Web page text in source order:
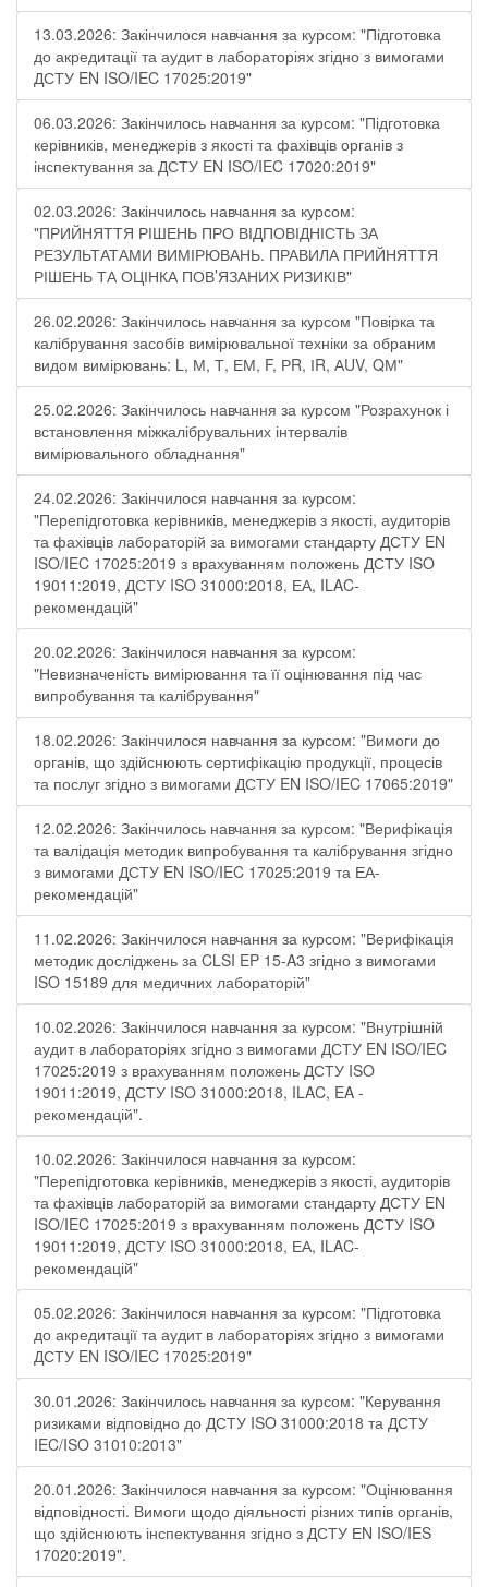
13.03.2026: Закінчилося навчання за курсом: "Підготовка
до акредитації та аудит в лабораторіях згідно з вимогами
ДСТУ EN ISO/IEC 17025:2019"
06.03.2026: Закінчилось навчання за курсом: "Підготовка
керівників, менеджерів з якості та фахівців органів з
інспектування за ДСТУ EN ISO/IEC 17020:2019"
02.03.2026: Закінчилось навчання за курсом:
"ПРИЙНЯТТЯ РІШЕНЬ ПРО ВІДПОВІДНІСТЬ ЗА
РЕЗУЛЬТАТАМИ ВИМІРЮВАНЬ. ПРАВИЛА ПРИЙНЯТТЯ
РІШЕНЬ ТА ОЦІНКА ПОВ’ЯЗАНИХ РИЗИКІВ"
26.02.2026: Закінчилось навчання за курсом "Повірка та
калібрування засобів вимірювальної техніки за обраним
видом вимірювань: L, М, Т, ЕМ, F, РR, ІR, АUV, QМ"
25.02.2026: Закінчилось навчання за курсом "Розрахунок і
встановлення міжкалібрувальних інтервалів
вимірювального обладнання"
24.02.2026: Закінчилося навчання за курсом:
"Перепідготовка керівників, менеджерів з якості, аудиторів
та фахівців лабораторій за вимогами стандарту ДСТУ EN
ISO/IEC 17025:2019 з врахуванням положень ДСТУ ISO
19011:2019, ДСТУ ISO 31000:2018, ЕА, ILAC-
рекомендацій"
20.02.2026: Закінчилося навчання за курсом:
"Невизначеність вимірювання та її оцінювання під час
випробування та калібрування"
18.02.2026: Закінчилося навчання за курсом: "Вимоги до
органів, що здійснюють сертифікацію продукції, процесів
та послуг згідно з вимогами ДСТУ EN ISO/IEC 17065:2019"
12.02.2026: Закінчилось навчання за курсом: "Верифікація
та валідація методик випробування та калібрування згідно
з вимогами ДСТУ EN ISO/IEC 17025:2019 та ЕА-
рекомендацій"
11.02.2026: Закінчилося навчання за курсом: "Верифікація
методик досліджень за CLSI EP 15-A3 згідно з вимогами
ISO 15189 для медичних лабораторій"
10.02.2026: Закінчилося навчання за курсом: "Внутрішній
аудит в лабораторіях згідно з вимогами ДСТУ EN ISO/IEC
17025:2019 з врахуванням положень ДСТУ ISO
19011:2019, ДСТУ ISO 31000:2018, ILAC, EA -
рекомендацій".
10.02.2026: Закінчилося навчання за курсом:
"Перепідготовка керівників, менеджерів з якості, аудиторів
та фахівців лабораторій за вимогами стандарту ДСТУ EN
ISO/IEC 17025:2019 з врахуванням положень ДСТУ ISO
19011:2019, ДСТУ ISO 31000:2018, ЕА, ILAC-
рекомендацій"
05.02.2026: Закінчилося навчання за курсом: "Підготовка
до акредитації та аудит в лабораторіях згідно з вимогами
ДСТУ EN ISO/IEC 17025:2019"
30.01.2026: Закінчилось навчання за курсом: "Керування
ризиками відповідно до ДСТУ ISO 31000:2018 та ДСТУ
IEC/ISO 31010:2013"
20.01.2026: Закінчилося навчання за курсом: "Оцінювання
відповідності. Вимоги щодо діяльності різних типів органів,
що здійснюють інспектування згідно з ДСТУ ЕN ISO/IES
17020:2019".